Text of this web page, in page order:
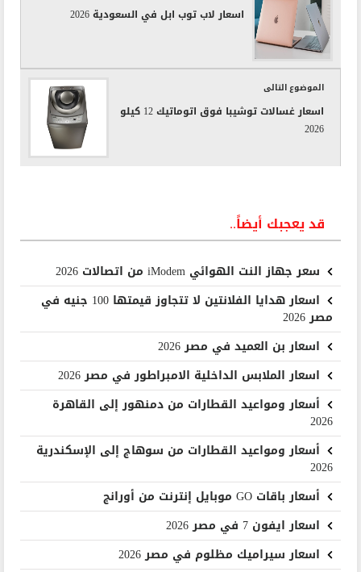
اسعار لاب توب ابل في السعودية 2026
الموضوع التالى
اسعار غسالات توشيبا فوق اتوماتيك 12 كيلو
2026
قد يعجبك أيضاً..
سعر جهاز النت الهوائي iModem من اتصالات 2026
اسعار هدايا الفلانتين لا تتجاوز قيمتها 100 جنيه في
مصر 2026
اسعار بن العميد في مصر 2026
اسعار الملابس الداخلية الامبراطور في مصر 2026
أسعار ومواعيد القطارات من دمنهور إلى القاهرة
2026
أسعار ومواعيد القطارات من سوهاج إلى الإسكندرية
2026
أسعار باقات GO موبايل إنترنت من أورانج
اسعار ايفون 7 في مصر 2026
اسعار سيراميك مظلوم في مصر 2026